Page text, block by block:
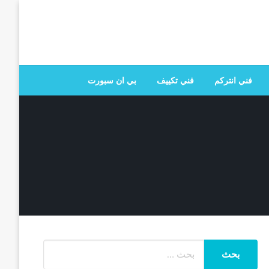
جميع الخدمات المنزلية في الكويت
فني انتركم فني تكييف بي ان سبورت